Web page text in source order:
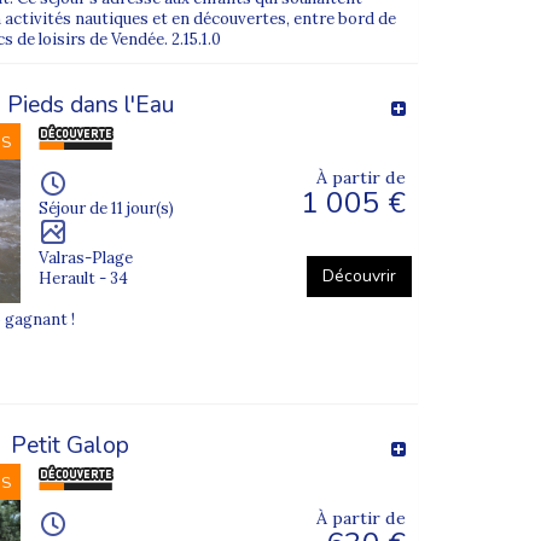
nautiques et en découvertes, entre bord de
loisirs de Vendée. 2.15.1.0
Pieds dans l'Eau
Séjour de 11 jour(s)
Valras-Plage
Herault - 34
À partir de
1 005 €
Découvrir
!
Petit Galop
À partir de